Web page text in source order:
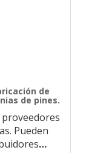
de
de pines.
Pueden
…